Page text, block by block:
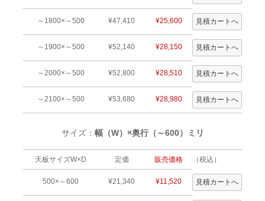
～1800×～500 ¥47,410 ¥25,600
～1900×～500 ¥52,140 ¥28,150
～2000×～500 ¥52,800 ¥28,510
～2100×～500 ¥53,680 ¥28,980
サイズ： 幅（W）×奥行（～600）ミリ
天板サイズW×D 定価 販売価格 （税込）
500×～600 ¥21,340 ¥11,520